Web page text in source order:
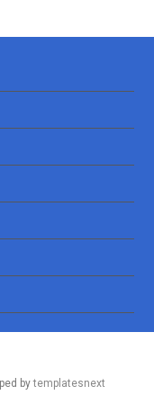
bytemplatesnext